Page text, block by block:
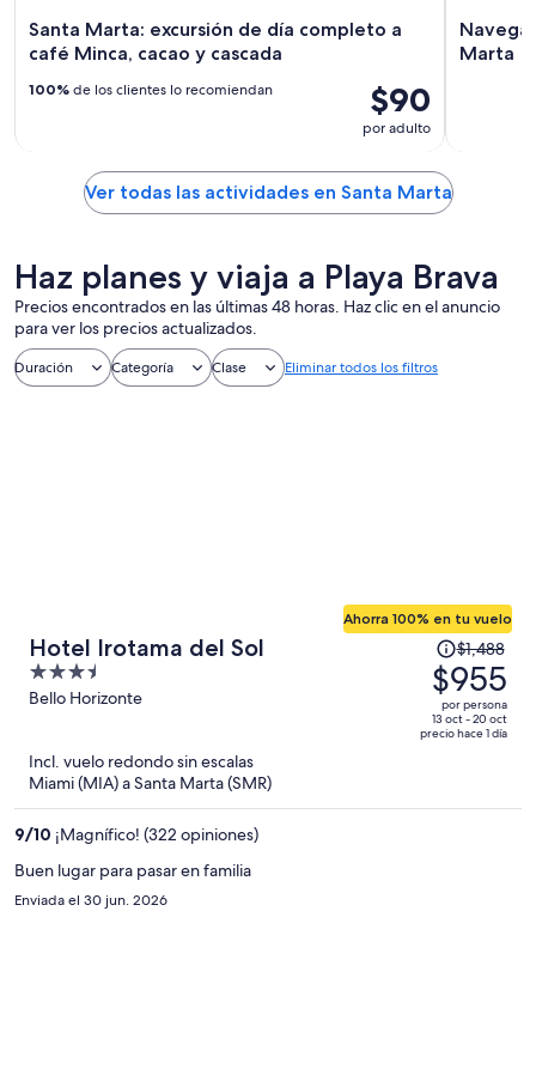
Santa Marta: excursión de día completo a
café Minca, cacao y cascada
$90
por adulto
100% de los clientes lo recomiendan
Marta
Ver todas las actividades en Santa Marta
Haz planes y viaja a Playa Brava
Precios encontrados en las últimas 48 horas. Haz clic en el anuncio
para ver los precios actualizados.
Duración Categoría Clase Eliminar todos los filtros
Hotel Irotama del Sol
3.5
out
Bello Horizonte
Ahorra 100% en tu vuelo
El
precio
era
de
$1,488
$1,488
$955
por persona
13 oct - 20 oct
precio hace 1 día
Incl. vuelo redondo sin escalas
Miami (MIA) a Santa Marta (SMR)
9/10 ¡Magnífico! (322 opiniones)
Buen lugar para pasar en familia
Enviada el 30 jun. 2026